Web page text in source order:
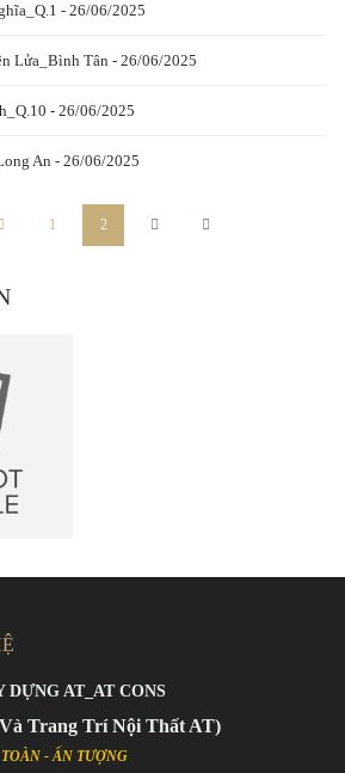
- 26/06/2025
Lửa_Bình Tân - 26/06/2025
- 26/06/2025
An - 26/06/2025
1 2
AT_AT CONS
Trang Trí Nội Thất AT)
- ẤN TƯỢNG